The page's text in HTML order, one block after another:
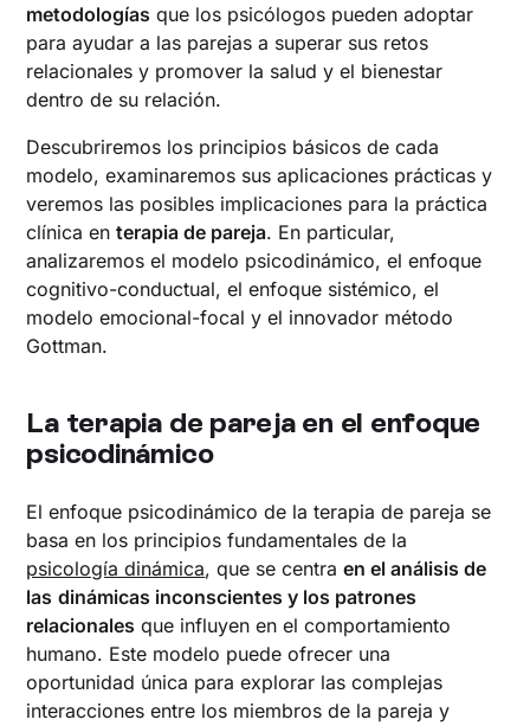
metodologías que los psicólogos pueden adoptar
para ayudar a las parejas a superar sus retos
relacionales y promover la salud y el bienestar
dentro de su relación.
Descubriremos los principios básicos de cada
modelo, examinaremos sus aplicaciones prácticas y
veremos las posibles implicaciones para la práctica
clínica enterapia de pareja. En particular,
analizaremos el modelo psicodinámico, el enfoque
cognitivo-conductual, el enfoque sistémico, el
modelo emocional-focal y el innovador método
Gottman.
La terapia de pareja en el enfoque
psicodinámico
El enfoque psicodinámico de la terapia de pareja se
basa en los principios fundamentales de la
psicología dinámica, que se centraen el análisis de
las dinámicas inconscientes y los patrones
relacionales que influyen en el comportamiento
humano. Este modelo puede ofrecer una
oportunidad única para explorar las complejas
interacciones entre los miembros de la pareja y